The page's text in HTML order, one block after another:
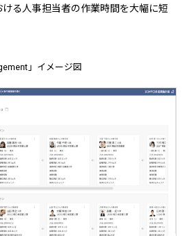
る人事担当者の作業時間を大幅に短
」イメージ図